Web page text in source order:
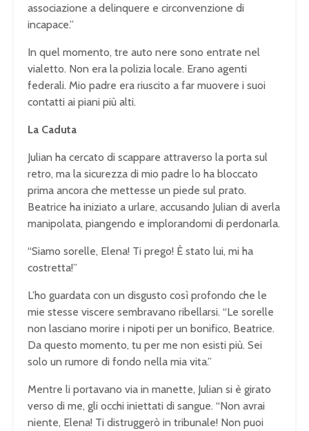
associazione a delinquere e circonvenzione di
incapace.”
In quel momento, tre auto nere sono entrate nel
vialetto. Non era la polizia locale. Erano agenti
federali. Mio padre era riuscito a far muovere i suoi
contatti ai piani più alti.
La Caduta
Julian ha cercato di scappare attraverso la porta sul
retro, ma la sicurezza di mio padre lo ha bloccato
prima ancora che mettesse un piede sul prato.
Beatrice ha iniziato a urlare, accusando Julian di averla
manipolata, piangendo e implorandomi di perdonarla.
“Siamo sorelle, Elena! Ti prego! È stato lui, mi ha
costretta!”
L’ho guardata con un disgusto così profondo che le
mie stesse viscere sembravano ribellarsi. “Le sorelle
non lasciano morire i nipoti per un bonifico, Beatrice.
Da questo momento, tu per me non esisti più. Sei
solo un rumore di fondo nella mia vita.”
Mentre li portavano via in manette, Julian si è girato
verso di me, gli occhi iniettati di sangue. “Non avrai
niente, Elena! Ti distruggerò in tribunale! Non puoi